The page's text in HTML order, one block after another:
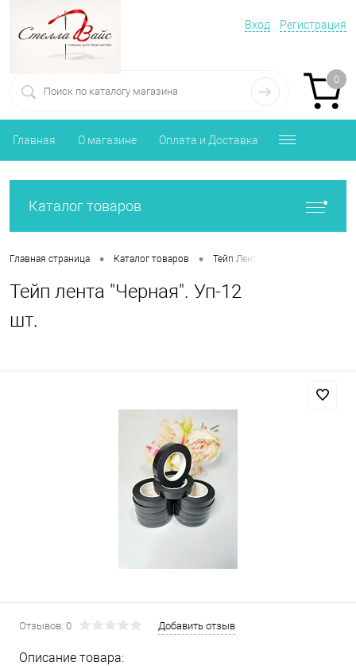
Вход Регистрация
0
Главная О магазине Оплата и Доставка
Каталог товаров
Главная страница • Каталог товаров • Тейп Лента
Тейп лента "Черная". Уп-12
шт.
Отзывов: 0 Добавить отзыв
Описание товара: